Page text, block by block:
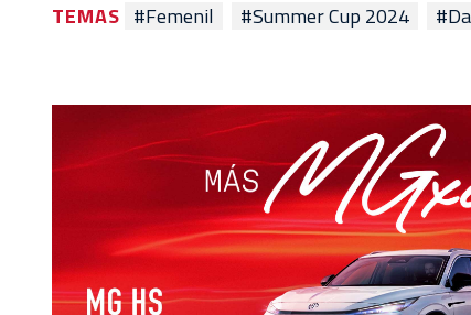
TEMAS #Femenil #Summer Cup 2024